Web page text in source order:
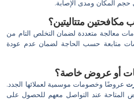
حجم المكان ومدى الإصابة.
متتاليتين؟
معالجة متعددة لضمان التخلص التام من
متابعة حسب الحاجة لضمان عدم عودة
أو عروض خاصة؟
عروضًا وخصومات موسمية لعملائها الجدد.
المتاحة عند التواصل معهم للحصول على